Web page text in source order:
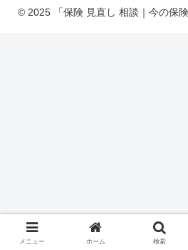
© 2025 「保険 見直し 相談｜今の保
メニュー ホーム 検索